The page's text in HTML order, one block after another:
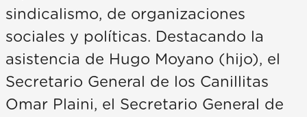
sindicalismo, de organizaciones
sociales y políticas. Destacando la
asistencia de Hugo Moyano (hijo), el
Secretario General de los Canillitas
Omar Plaini, el Secretario General de